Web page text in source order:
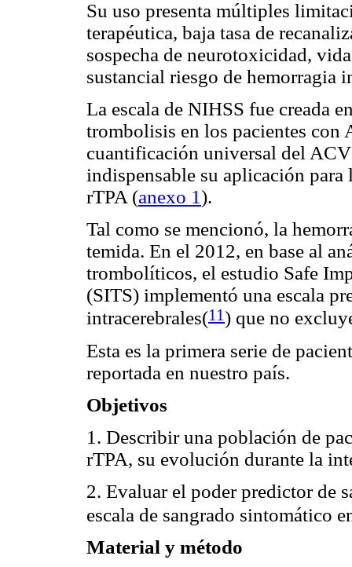
Su uso presenta múltiples
terapéutica, baja tasa de
sospecha de neurotoxicidad,
sustancial riesgo de hemorragia
La escala de NIHSS fue creada
trombolisis en los pacientes con
cuantificación universal del
indispensable su aplicación para
rTPA (anexo 1).
Tal como se mencionó, la
temida. En el 2012, en base al
trombolíticos, el estudio Safe
(SITS) implementó una escala
intracerebrales(11) que no
Esta es la primera serie de
reportada en nuestro país.
Objetivos
1. Describir una población de
rTPA, su evolución durante la
2. Evaluar el poder predictor de
escala de sangrado sintomático
Material y método